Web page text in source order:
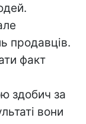
продавців.
факт
здобич за
вони